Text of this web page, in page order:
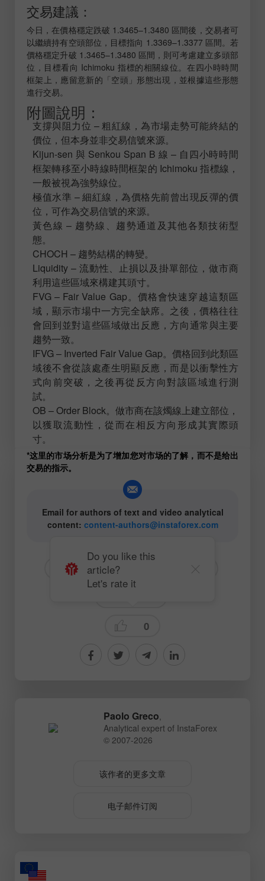
交易建議：
今日，在價格穩定跌破 1.3465–1.3480 區間後，交易者可
以繼續持有空頭部位，目標指向 1.3369–1.3377 區間。若
價格穩定升破 1.3465–1.3480 區間，則可考慮建立多頭部
位，目標看向 Ichimoku 指標的相關線位。在四小時時間
框架上，應留意新的「空頭」形態出現，並根據這些形態
進行交易。
附圖說明：
支撐與阻力位 – 粗紅線，為市場走勢可能終結的
價位，但本身並非交易信號來源。
Kijun-sen 與 Senkou Span B 線 – 自四小時時間
框架轉移至小時線時間框架的 Ichimoku 指標線，
一般被視為強勢線位。
極值水準 – 細紅線，為價格先前曾出現反彈的價
位，可作為交易信號的來源。
黃色線 – 趨勢線、趨勢通道及其他各類技術型
態。
CHOCH – 趨勢結構的轉變。
Liquidity – 流動性、止損以及掛單部位，做市商
利用這些區域來構建其頭寸。
FVG – Fair Value Gap。價格會快速穿越這類區
域，顯示市場中一方完全缺席。之後，價格往往
會回到並對這些區域做出反應，方向通常與主要
趨勢一致。
IFVG – Inverted Fair Value Gap。價格回到此類區
域後不會從該處產生明顯反應，而是以衝擊性方
式向前突破，之後再從反方向對該區域進行測
試。
OB – Order Block。做市商在該燭線上建立部位，
以獲取流動性，從而在相反方向形成其實際頭
寸。
*这里的市场分析是为了增加您对市场的了解，而不是给出
交易的指示。
Email for authors of text and video analytical
content: content-authors@instaforex.com
# GBP # USD # GBPUSD
0
Do you like this
article?
Let's rate it
Paolo Greco,
Analytical expert of InstaForex
© 2007-2026
该作者的更多文章
电子邮件订阅